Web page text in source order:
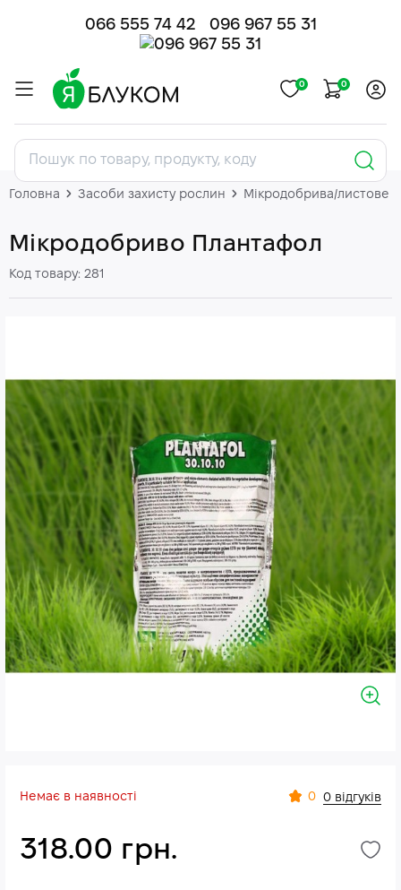
066 555 74 42 096 967 55 31
0 0
Головна Засоби захисту рослин Мікродобрива/листове
Мікродобриво Плантафол
Код товару: 281
Немає в наявності 0 0 відгуків
318.00 грн.